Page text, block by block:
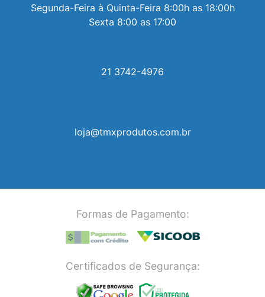
Segunda-Feira à Quinta-Feira 8:00h as 18:00h
Sexta 8:00 as 17:00
21 3742-4976
loja@tmxprodutos.com.br
Formas de Pagamento:
Certificados de Segurança: